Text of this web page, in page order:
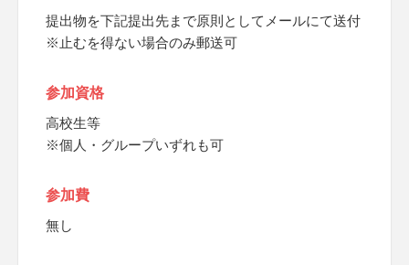
提出物を下記提出先まで原則としてメールにて送付
※止むを得ない場合のみ郵送可
参加資格
高校生等
※個人・グループいずれも可
参加費
無し